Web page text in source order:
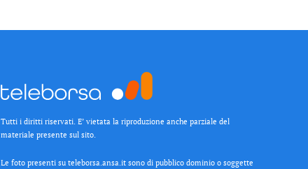
Tutti i diritti riservati. E’ vietata la riproduzione anche parziale del
materiale presente sul sito.
Le foto presenti su teleborsa.ansa.it sono di pubblico dominio o soggette